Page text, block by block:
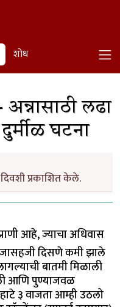
शोध
लढा
घटना
प्रकाशित केले.
आहे, ज्याचा अधिवास
दिसणे कमी झाले
बातमी मिळाली
आणि पुण्याजवळ
३ वाजता आम्ही उठलो